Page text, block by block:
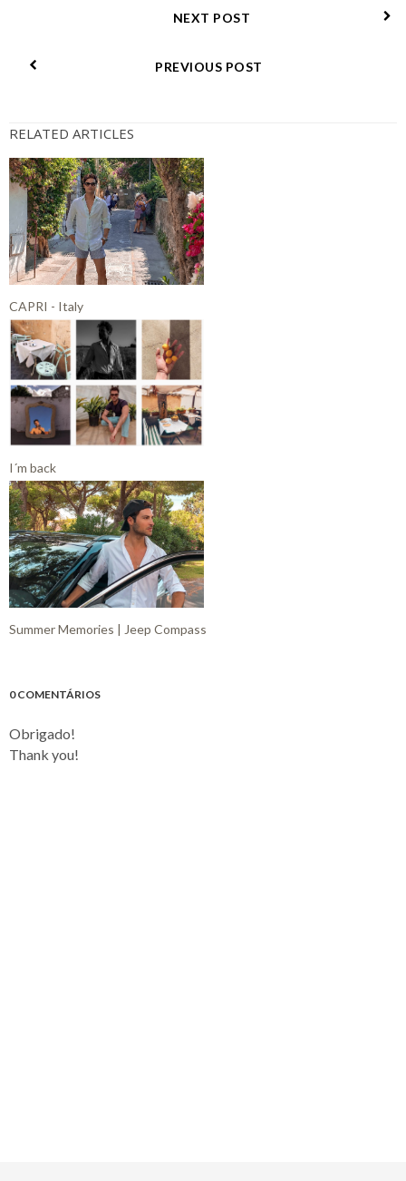
NEXT POST
PREVIOUS POST
RELATED ARTICLES
CAPRI - Italy
I´m back
Summer Memories | Jeep Compass
0 COMENTÁRIOS
Obrigado!
Thank you!